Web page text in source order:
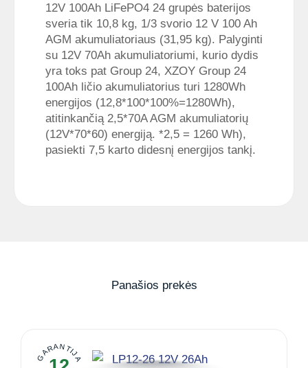
12V 100Ah LiFePO4 24 grupės baterijos
sveria tik 10,8 kg, 1/3 svorio 12 V 100 Ah
AGM akumuliatoriaus (31,95 kg). Palyginti
su 12V 70Ah akumuliatoriumi, kurio dydis
yra toks pat Group 24, XZOY Group 24
100Ah ličio akumuliatorius turi 1280Wh
energijos (12,8*100*100%=1280Wh),
atitinkančią 2,5*70A AGM akumuliatorių
(12V*70*60) energiją. *2,5 = 1260 Wh),
pasiekti 7,5 karto didesnį energijos tankį.
Panašios prekės
GARANTIJA